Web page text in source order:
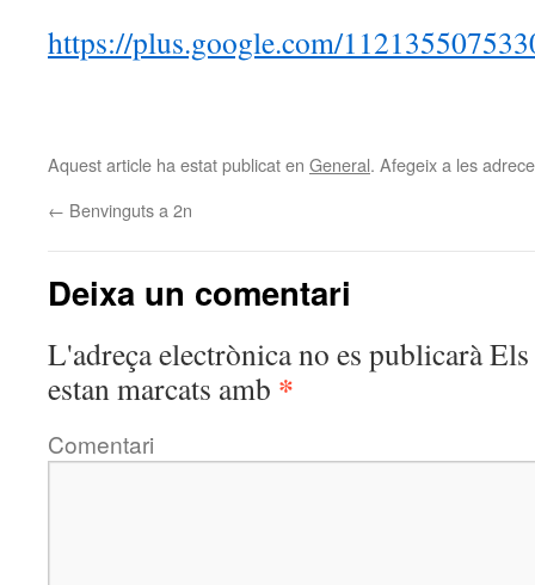
https://plus.google.com/
Aquest article ha estat publicat en General. Afegeix a les
← Benvinguts a 2n
Deixa un comentari
L'adreça electrònica no es publicaràEls
estan marcats amb *
Comentari